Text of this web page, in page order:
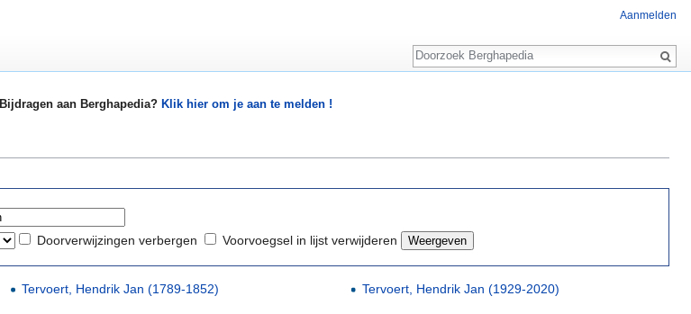
Bijdragen aan Berghapedia? Klik hier om je aan te melden !
Doorverwijzingen verbergen Voorvoegsel in lijst verwijderen
Tervoert, Hendrik Jan (1789-1852) Tervoert, Hendrik Jan (1929-2020)
Aanmelden
Zoeken